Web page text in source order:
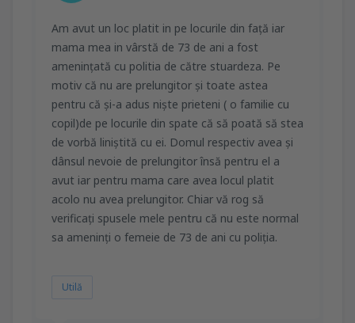
Am avut un loc platit in pe locurile din față iar
mama mea in vârstă de 73 de ani a fost
amenințată cu politia de către stuardeza. Pe
motiv că nu are prelungitor și toate astea
pentru că și-a adus niște prieteni ( o familie cu
copil)de pe locurile din spate că să poată să stea
de vorbă liniștită cu ei. Domul respectiv avea și
dânsul nevoie de prelungitor însă pentru el a
avut iar pentru mama care avea locul platit
acolo nu avea prelungitor. Chiar vă rog să
verificați spusele mele pentru că nu este normal
sa ameninți o femeie de 73 de ani cu poliția.
Utilă